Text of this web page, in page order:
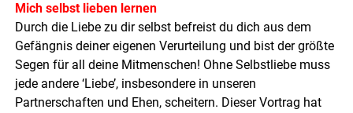
Mich selbst lieben lernen
Durch die Liebe zu dir selbst befreist du dich aus dem
Gefängnis deiner eigenen Verurteilung und bist der größte
Segen für all deine Mitmenschen! Ohne Selbstliebe muss
jede andere ‘Liebe’, insbesondere in unseren
Partnerschaften und Ehen, scheitern. Dieser Vortrag hat